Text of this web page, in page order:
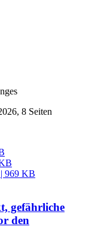
8 Seiten
969 KB
gefährliche
den